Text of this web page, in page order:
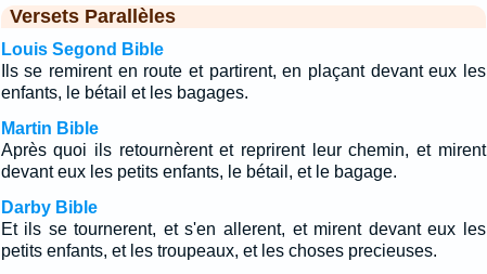
Versets Parallèles
Louis Segond Bible
Ils se remirent en route et partirent, en plaçant devant eux les
enfants, le bétail et les bagages.
Martin Bible
Après quoi ils retournèrent et reprirent leur chemin, et mirent
devant eux les petits enfants, le bétail, et le bagage.
Darby Bible
Et ils se tournerent, et s'en allerent, et mirent devant eux les
petits enfants, et les troupeaux, et les choses precieuses.